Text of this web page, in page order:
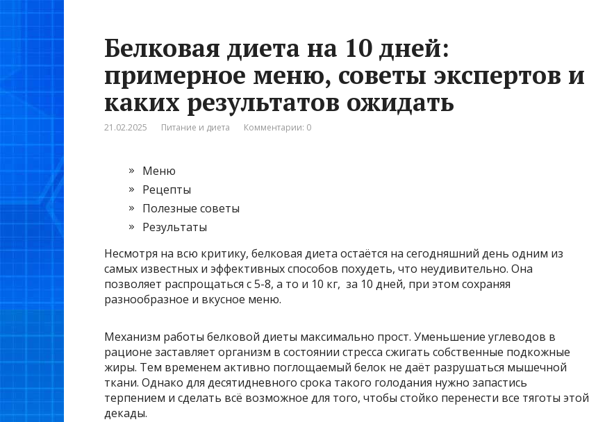
Белковая диета на 10 дней:
примерное меню, советы экспертов и
каких результатов ожидать
21.02.2025 Питание и диета Комментарии: 0
Меню
Рецепты
Полезные советы
Результаты
Несмотря на всю критику, белковая диета остаётся на сегодняшний день одним из
самых известных и эффективных способов похудеть, что неудивительно. Она
позволяет распрощаться с 5-8, а то и 10 кг, за 10 дней, при этом сохраняя
разнообразное и вкусное меню.
Механизм работы белковой диеты максимально прост. Уменьшение углеводов в
рационе заставляет организм в состоянии стресса сжигать собственные подкожные
жиры. Тем временем активно поглощаемый белок не даёт разрушаться мышечной
ткани. Однако для десятидневного срока такого голодания нужно запастись
терпением и сделать всё возможное для того, чтобы стойко перенести все тяготы этой
декады.